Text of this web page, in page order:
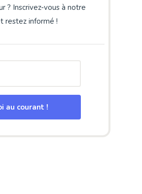
? Inscrivez-vous à notre
restez informé !
au courant !